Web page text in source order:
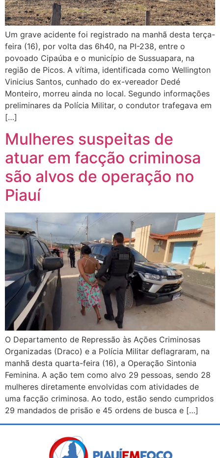
Um grave acidente foi registrado na manhã desta terça-
feira (16), por volta das 6h40, na PI-238, entre o
povoado Cipaúba e o município de Sussuapara, na
região de Picos. A vítima, identificada como Wellington
Vinicius Santos, cunhado do ex-vereador Dedé
Monteiro, morreu ainda no local. Segundo informações
preliminares da Polícia Militar, o condutor trafegava em
[…]
Mulheres suspeitas de
atuar em facção criminosa
são alvos de operação no
Piauí
O Departamento de Repressão às Ações Criminosas
Organizadas (Draco) e a Polícia Militar deflagraram, na
manhã desta quarta-feira (16), a Operação Sintonia
Feminina. A ação tem como alvo 29 pessoas, sendo 28
mulheres diretamente envolvidas com atividades de
uma facção criminosa. Ao todo, estão sendo cumpridos
29 mandados de prisão e 45 ordens de busca e […]